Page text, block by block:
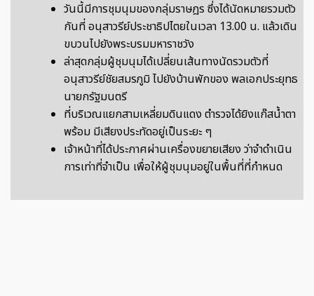
วันนี้มีการชุมนุมของกลุ่มราษฎร ซึ่งได้นัดหมายรวมตัว
กันที่ อนุสาวรีย์ประชาธิปไตยในเวลา 13.00 น. แล้วเดิน
ขบวนไปยังพระบรมมหาราชวัง
ล่าสุดกลุ่มผู้ชุมนุมได้เปลี่ยนเส้นทางนัดรวมตัวที่
อนุสาวรีย์ชัยสมรภูมิ ไปยังบ้านพักของ พลเอกประยุทธ
นายกรัฐมนตรี
ที่บริเวณแยกสามเหลี่ยมดินแดง ตำรวจได้ยิงแก๊สน้ำตา
พร้อม มีเสียงประทัดอยู่เป็นระยะ ๆ
เจ้าหน้าที่ได้ประกาศผ่านเครื่องขยายเสียง ว่าจำดำเนิน
การเท่าที่จำเป็น เพื่อให้ผู้ชุมนุมอยู่ในพื้นที่ที่กำหนด